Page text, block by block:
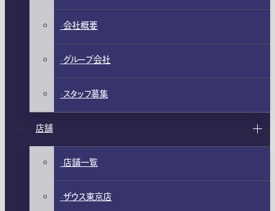
会社概要
グループ会社
スタッフ募集
店舗
店舗一覧
ザウス東京店